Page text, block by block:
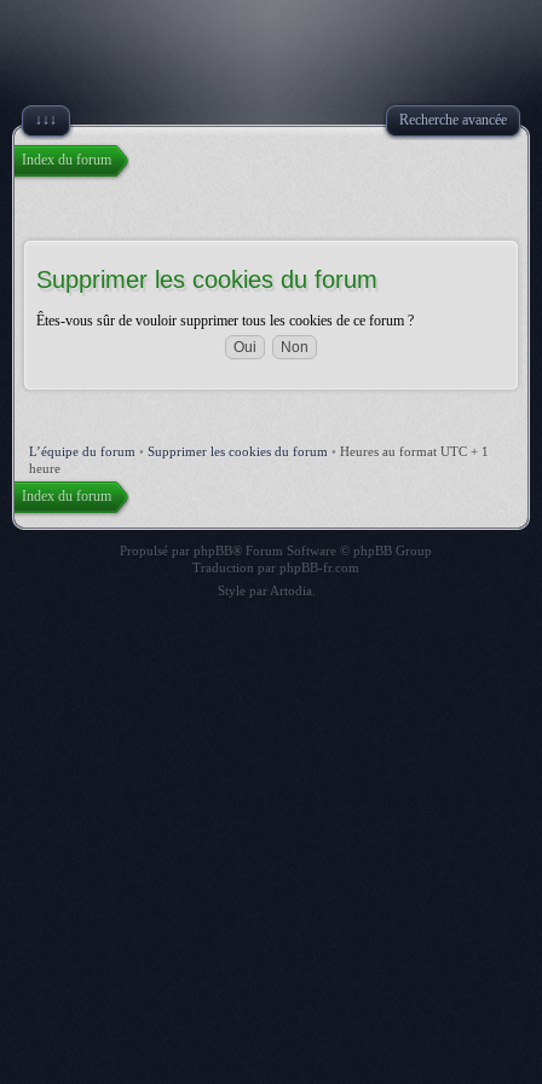
↓↓↓ Recherche avancée
Index du forum
Supprimer les cookies du forum
Êtes-vous sûr de vouloir supprimer tous les cookies de ce forum ?
L’équipe du forum • Supprimer les cookies du forum • Heures au format UTC + 1
heure
Index du forum
Propulsé par phpBB® Forum Software © phpBB Group
Traduction par phpBB-fr.com
Style par Artodia